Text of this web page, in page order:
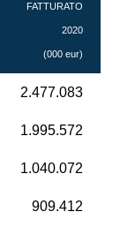
FATTURATO
2020
(000 eur)
2.477.083
1.995.572
1.040.072
909.412